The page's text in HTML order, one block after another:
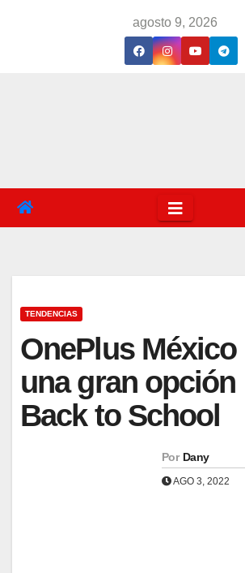
agosto 9, 2026
TENDENCIAS
OnePlus México
una gran opción
Back to School
Por Dany
AGO 3, 2022